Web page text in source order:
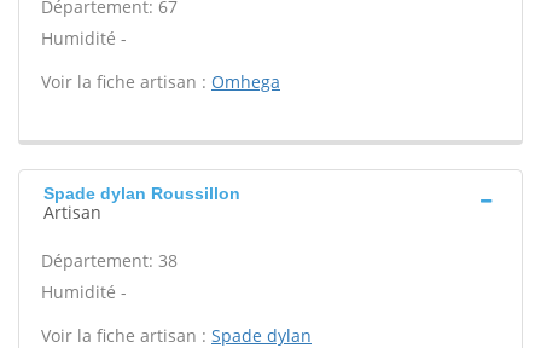
Département: 67
Humidité -
Voir la fiche artisan : Omhega
Spade dylan Roussillon
Artisan
Département: 38
Humidité -
Voir la fiche artisan : Spade dylan